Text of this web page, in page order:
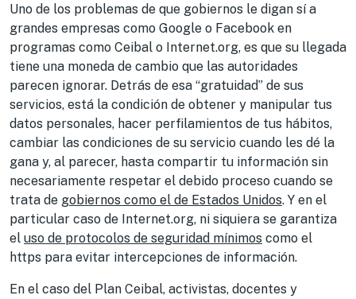
Uno de los problemas de que gobiernos le digan sí a
grandes empresas como Google o Facebook en
programas como Ceibal o Internet.org, es que su llegada
tiene una moneda de cambio que las autoridades
parecen ignorar. Detrás de esa “gratuidad” de sus
servicios, está la condición de obtener y manipular tus
datos personales, hacer perfilamientos de tus hábitos,
cambiar las condiciones de su servicio cuando les dé la
gana y, al parecer, hasta compartir tu información sin
necesariamente respetar el debido proceso cuando se
trata de gobiernos como el de Estados Unidos. Y en el
particular caso de Internet.org, ni siquiera se garantiza
el uso de protocolos de seguridad mínimos como el
https para evitar intercepciones de información.
En el caso del Plan Ceibal, activistas, docentes y